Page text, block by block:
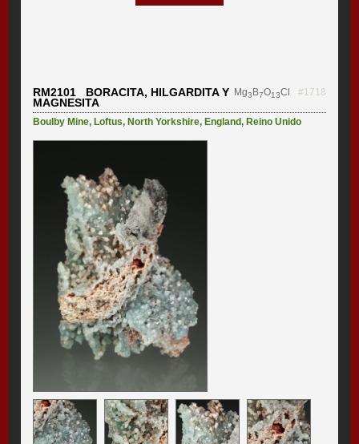
RM2101 BORACITA, HILGARDITA Y
MAGNESITA
Mg3B7O13Cl #1718
Boulby Mine,Loftus,North Yorkshire,England,Reino Unido